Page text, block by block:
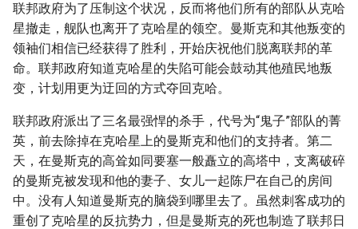
联邦政府为了压制这个状况，反而将他们所有的部队从克哈
星撤走，舰队也离开了克哈星的领空。曼斯克和其他叛变的
领袖们相信已经获得了胜利，开始庆祝他们脱离联邦的革
命。联邦政府知道克哈星的失陷可能会鼓动其他殖民地叛
变，计划用更为迂回的方式夺回克哈。
联邦政府派出了三名最强悍的杀手，代号为“鬼子”部队的菁
英，前去除掉在克哈星上的曼斯克和他们的支持者。第二
天，在曼斯克的高耸如同要塞一般矗立的高塔中，支离破碎
的曼斯克被发现和他的妻子、女儿一起陈尸在自己的房间
中。没有人知道曼斯克的脑袋到哪里去了。虽然刺客成功的
重创了克哈星的反抗势力，但是曼斯克的死也制造了联邦日